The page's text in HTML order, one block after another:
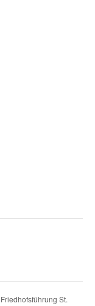
Friedhofsführung St.